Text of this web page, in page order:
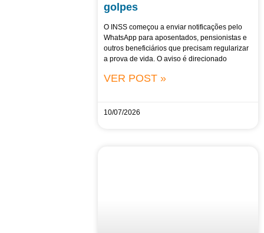
golpes
O INSS começou a enviar notificações pelo
WhatsApp para aposentados, pensionistas e
outros beneficiários que precisam regularizar
a prova de vida. O aviso é direcionado
VER POST »
10/07/2026